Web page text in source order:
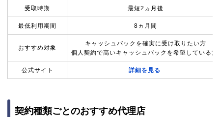
受取時期 最短2ヵ月後
最低利用期間 8ヵ月間
おすすめ対象
キャッシュバックを確実に受け取りたい方
個人契約で高いキャッシュバックを希望している方
公式サイト 詳細を見る
契約種類ごとのおすすめ代理店